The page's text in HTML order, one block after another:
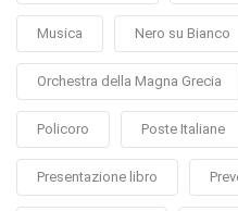
Musica Nero su Bianco
Orchestra della Magna Grecia
Policoro Poste Italiane
Presentazione libro